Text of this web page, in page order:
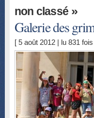
non classé »
Galerie des
[ 5 août 2012 | lu 831 fois